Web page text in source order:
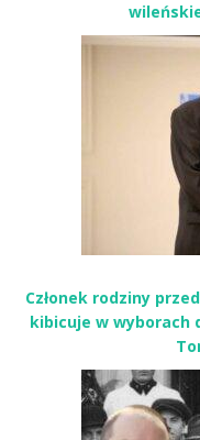
Członek rodziny
kibicuje w wyborach